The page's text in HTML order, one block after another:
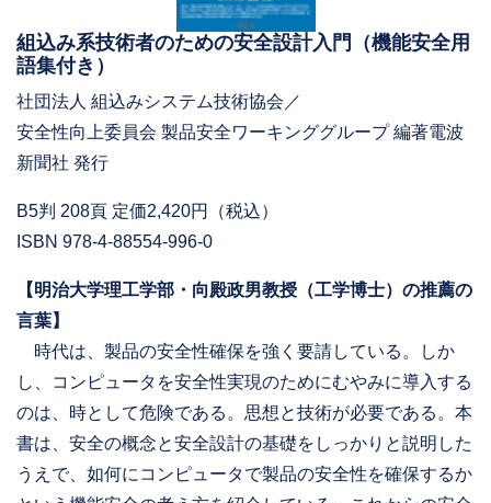
組込み系技術者のための安全設計入門（機能安全用
語集付き）
社団法人 組込みシステム技術協会／
安全性向上委員会 製品安全ワーキンググループ 編著電波
新聞社 発行
B5判 208頁 定価2,420円（税込）
ISBN 978-4-88554-996-0
【明治大学理工学部・向殿政男教授（工学博士）の推薦の
言葉】
時代は、製品の安全性確保を強く要請している。しか
し、コンピュータを安全性実現のためにむやみに導入する
のは、時として危険である。思想と技術が必要である。本
書は、安全の概念と安全設計の基礎をしっかりと説明した
うえで、如何にコンピュータで製品の安全性を確保するか